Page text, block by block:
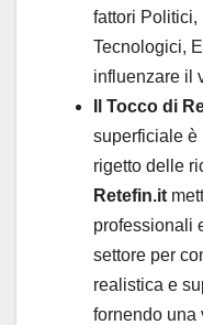
fattori Politici,
Tecnologici,
influenzare il
Il Tocco di
superficiale è
rigetto delle
Retefin.it
professionali
settore per
realistica e
fornendo una